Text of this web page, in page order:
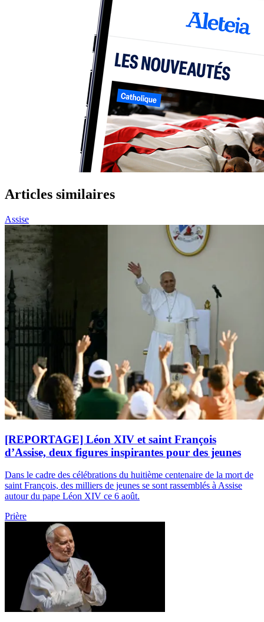
Articles similaires
Assise
[REPORTAGE] Léon XIV et saint François
d’Assise, deux figures inspirantes pour des jeunes
Dans le cadre des célébrations du huitième centenaire de la mort de
saint François, des milliers de jeunes se sont rassemblés à Assise
autour du pape Léon XIV ce 6 août.
Prière